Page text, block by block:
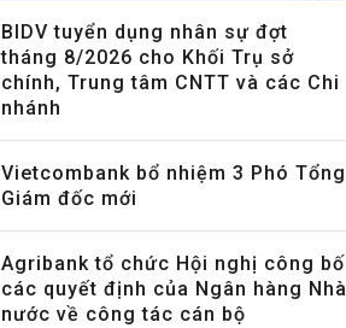
BIDV tuyển dụng nhân sự đợt
tháng 8/2026 cho Khối Trụ sở
chính, Trung tâm CNTT và các Chi
nhánh
Vietcombank bổ nhiệm 3 Phó Tổng
Giám đốc mới
Agribank tổ chức Hội nghị công bố
các quyết định của Ngân hàng Nhà
nước về công tác cán bộ